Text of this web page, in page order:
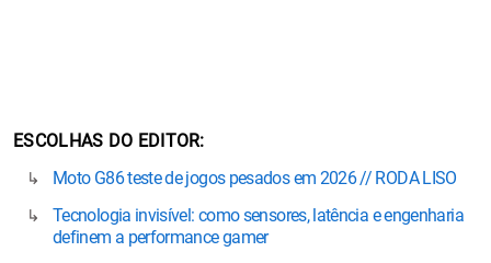
ESCOLHAS DO EDITOR
Moto G86 teste de jogos pesados em 2026 // RODA LISO
Tecnologia invisível: como sensores, latência e engenharia
definem a performance gamer